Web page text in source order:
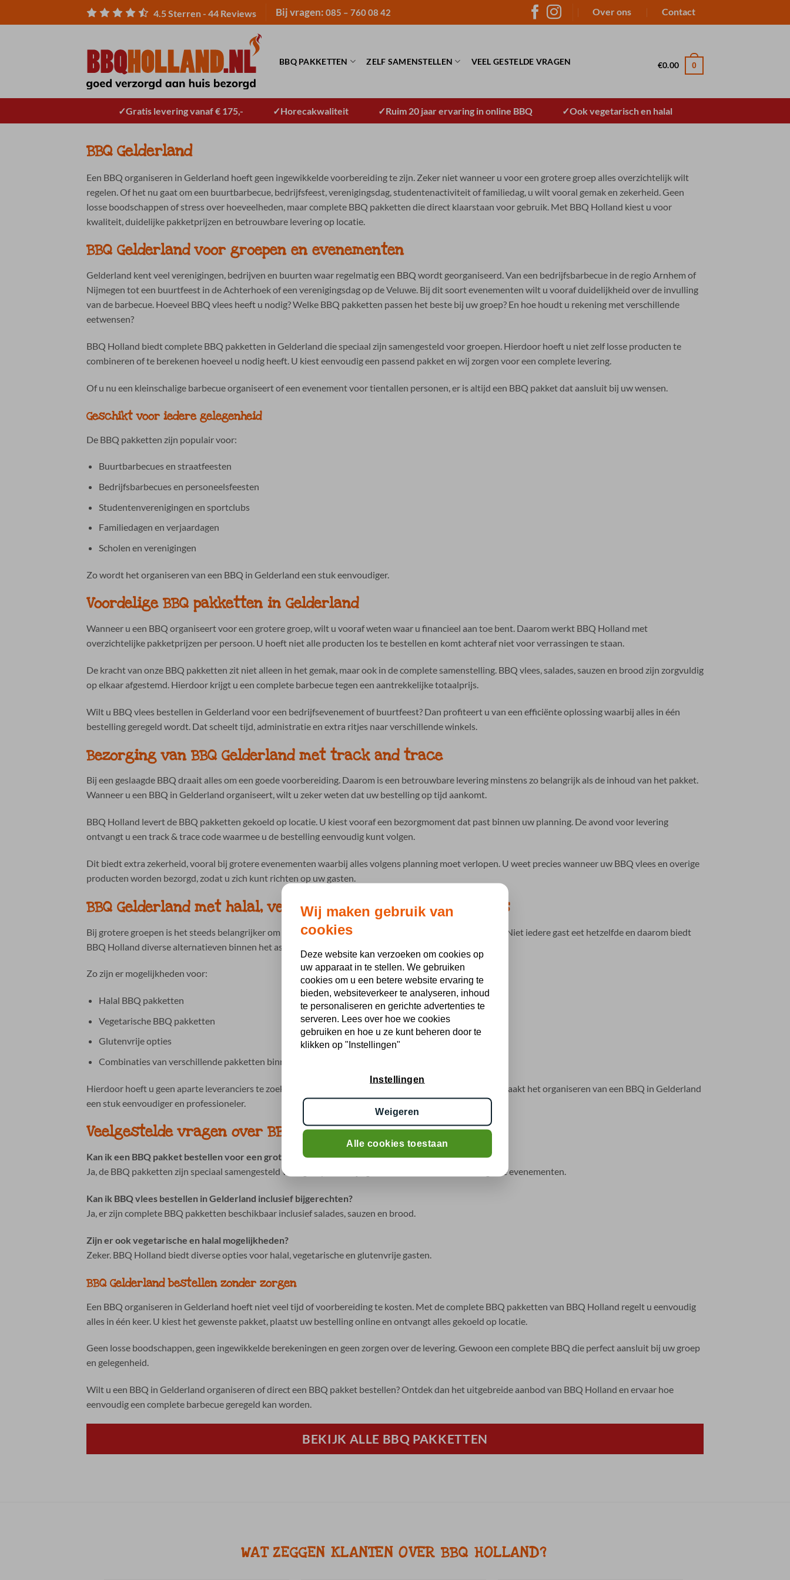
naar
4.5Sterren - 44 Reviews Bij vragen: 085 – 760 08 42 Over ons Contact
BBQ PAKKETTEN ZELF SAMENSTELLEN VEEL GESTELDE VRAGEN €0.00 0
Gratis levering vanaf € 175,- Horecakwaliteit Ruim 20 jaar ervaring in online BBQ Ook vegetarisch en halal
BBQ Gelderland
Een BBQ organiseren in Gelderland hoeft geen ingewikkelde voorbereiding te zijn. Zeker niet wanneer u voor een grotere groep alles overzichtelijk wilt
regelen. Of het nu gaat om een buurtbarbecue, bedrijfsfeest, verenigingsdag, studentenactiviteit of familiedag, u wilt vooral gemak en zekerheid. Geen
losse boodschappen of stress over hoeveelheden, maar complete BBQ pakketten die direct klaarstaan voor gebruik. Met BBQ Holland kiest u voor
kwaliteit, duidelijke pakketprijzen en betrouwbare levering op locatie.
BBQ Gelderland voor groepen en evenementen
Gelderland kent veel verenigingen, bedrijven en buurten waar regelmatig een BBQ wordt georganiseerd. Van een bedrijfsbarbecue in de regio Arnhem of
Nijmegen tot een buurtfeest in de Achterhoek of een verenigingsdag op de Veluwe. Bij dit soort evenementen wilt u vooraf duidelijkheid over de invulling
van de barbecue. Hoeveel BBQ vlees heeft u nodig? Welke BBQ pakketten passen het beste bij uw groep? En hoe houdt u rekening met verschillende
eetwensen?
BBQ Holland biedt complete BBQ pakketten in Gelderland die speciaal zijn samengesteld voor groepen. Hierdoor hoeft u niet zelf losse producten te
combineren of te berekenen hoeveel u nodig heeft. U kiest eenvoudig een passend pakket en wij zorgen voor een complete levering.
Of u nu een kleinschalige barbecue organiseert of een evenement voor tientallen personen, er is altijd een BBQ pakket dat aansluit bij uw wensen.
Geschikt voor iedere gelegenheid
De BBQ pakketten zijn populair voor:
Buurtbarbecues en straatfeesten
Bedrijfsbarbecues en personeelsfeesten
Studentenverenigingen en sportclubs
Familiedagen en verjaardagen
Scholen en verenigingen
Zo wordt het organiseren van een BBQ in Gelderland een stuk eenvoudiger.
Voordelige BBQ pakketten in Gelderland
Wanneer u een BBQ organiseert voor een grotere groep, wilt u vooraf weten waar u financieel aan toe bent. Daarom werkt BBQ Holland met
overzichtelijke pakketprijzen per persoon. U hoeft niet alle producten los te bestellen en komt achteraf niet voor verrassingen te staan.
De kracht van onze BBQ pakketten zit niet alleen in het gemak, maar ook in de complete samenstelling. BBQ vlees, salades, sauzen en brood zijn zorgvuldig
op elkaar afgestemd. Hierdoor krijgt u een complete barbecue tegen een aantrekkelijke totaalprijs.
Wilt u BBQ vlees bestellen in Gelderland voor een bedrijfsevenement of buurtfeest? Dan profiteert u van een efficiënte oplossing waarbij alles in één
bestelling geregeld wordt. Dat scheelt tijd, administratie en extra ritjes naar verschillende winkels.
Bezorging van BBQ Gelderland met track and trace
Bij een geslaagde BBQ draait alles om een goede voorbereiding. Daarom is een betrouwbare levering minstens zo belangrijk als de inhoud van het pakket.
Wanneer u een BBQ in Gelderland organiseert, wilt u zeker weten dat uw bestelling op tijd aankomt.
BBQ Holland levert de BBQ pakketten gekoeld op locatie. U kiest vooraf een bezorgmoment dat past binnen uw planning. De avond voor levering
ontvangt u een track & trace code waarmee u de bestelling eenvoudig kunt volgen.
Dit biedt extra zekerheid, vooral bij grotere evenementen waarbij alles volgens planning moet verlopen. U weet precies wanneer uw BBQ vlees en overige
producten worden bezorgd, zodat u zich kunt richten op uw gasten.
BBQ Gelderland met halal, vegetarische en glutenvrije opties
Bij grotere groepen is het steeds belangrijker om rekening te houden met verschillende voedingswensen. Niet iedere gast eet hetzelfde en daarom biedt
BBQ Holland diverse alternatieven binnen het assortiment.
Zo zijn er mogelijkheden voor:
Halal BBQ pakketten
Vegetarische BBQ pakketten
Glutenvrije opties
Combinaties van verschillende pakketten binnen één bestelling
Hierdoor hoeft u geen aparte leveranciers te zoeken en kunt u alle gasten dezelfde aandacht geven. Dat maakt het organiseren van een BBQ in Gelderland
een stuk eenvoudiger en professioneler.
Veelgestelde vragen over BBQ Gelderland
Kan ik een BBQ pakket bestellen voor een grote groep?
Ja, de BBQ pakketten zijn speciaal samengesteld voor groepen en zijn geschikt voor zowel kleine als grote evenementen.
Kan ik BBQ vlees bestellen in Gelderland inclusief bijgerechten?
Ja, er zijn complete BBQ pakketten beschikbaar inclusief salades, sauzen en brood.
Zijn er ook vegetarische en halal mogelijkheden?
Zeker. BBQ Holland biedt diverse opties voor halal, vegetarische en glutenvrije gasten.
BBQ Gelderland bestellen zonder zorgen
Een BBQ organiseren in Gelderland hoeft niet veel tijd of voorbereiding te kosten. Met de complete BBQ pakketten van BBQ Holland regelt u eenvoudig
alles in één keer. U kiest het gewenste pakket, plaatst uw bestelling online en ontvangt alles gekoeld op locatie.
Geen losse boodschappen, geen ingewikkelde berekeningen en geen zorgen over de levering. Gewoon een complete BBQ die perfect aansluit bij uw groep
en gelegenheid.
Wilt u een BBQ in Gelderland organiseren of direct een BBQ pakket bestellen? Ontdek dan het uitgebreide aanbod van BBQ Holland en ervaar hoe
eenvoudig een complete barbecue geregeld kan worden.
BEKIJK ALLE BBQ PAKKETTEN
WAT ZEGGEN KLANTEN OVER BBQ HOLLAND?
Wij maken gebruik van
cookies
Deze website kan verzoeken om cookies op
uw apparaat in te stellen. We gebruiken
cookies om u een betere website ervaring te
bieden, websiteverkeer te analyseren, inhoud
te personaliseren en gerichte advertenties te
serveren. Lees over hoe we cookies
gebruiken en hoe u ze kunt beheren door te
klikken op "Instellingen"
Instellingen
Weigeren
Alle cookies toestaan